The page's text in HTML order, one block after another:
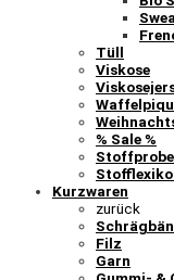
Tüll
Viskose
% Sale %
Kurzwaren
zurück
Filz
Garn